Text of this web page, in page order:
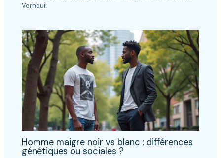
Verneuil
Homme maigre noir vs blanc : différences
génétiques ou sociales ?